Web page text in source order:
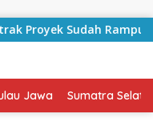
Sudah Rampung
Jawa Sumatra